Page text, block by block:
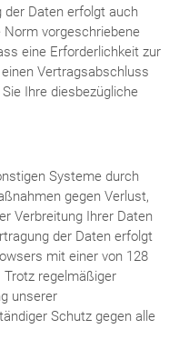
der Daten erfolgt auch
Norm vorgeschriebene
eine Erforderlichkeit zur
Vertragsabschluss
Ihre diesbezügliche
Systeme durch
gegen Verlust,
Verbreitung Ihrer Daten
der Daten erfolgt
mit einer von 128
Trotz regelmäßiger
unserer
Schutz gegen alle